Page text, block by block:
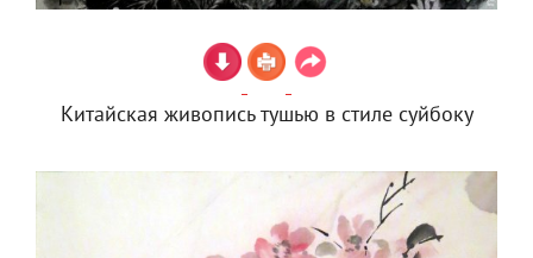
Китайская живопись тушью в стиле суйбоку